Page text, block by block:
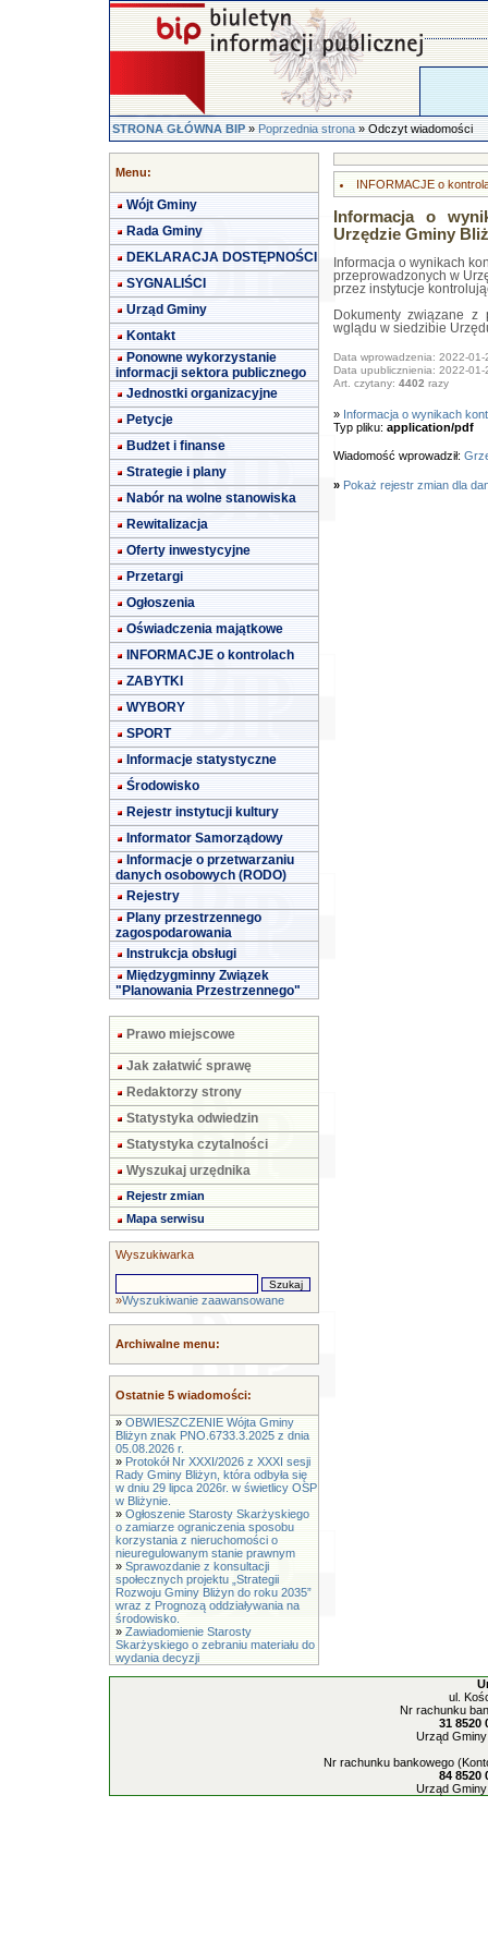
STRONA GŁÓWNA BIP»Poprzednia strona» Odczyt wiadomości
Menu:
Wójt Gminy
Rada Gminy
DEKLARACJA DOSTĘPNOŚCI
SYGNALIŚCI
Urząd Gminy
Kontakt
Ponowne wykorzystanie
informacji sektora publicznego
Jednostki organizacyjne
Petycje
Budżet i finanse
Strategie i plany
Nabór na wolne stanowiska
Rewitalizacja
Oferty inwestycyjne
Przetargi
Ogłoszenia
Oświadczenia majątkowe
INFORMACJE o kontrolach
ZABYTKI
WYBORY
SPORT
Informacje statystyczne
Środowisko
Rejestr instytucji kultury
Informator Samorządowy
Informacje o przetwarzaniu
danych osobowych (RODO)
Rejestry
Plany przestrzennego
zagospodarowania
Instrukcja obsługi
Międzygminny Związek
"Planowania Przestrzennego"
Prawo miejscowe
Jak załatwić sprawę
Redaktorzy strony
Statystyka odwiedzin
Statystyka czytalności
Wyszukaj urzędnika
Rejestr zmian
Mapa serwisu
Wyszukiwarka
»Wyszukiwanie zaawansowane
Archiwalne menu:
Ostatnie 5 wiadomości:
» OBWIESZCZENIE Wójta Gminy
Bliżyn znak PNO.6733.3.2025 z dnia
05.08.2026 r.
» Protokół Nr XXXI/2026 z XXXI sesji
Rady Gminy Bliżyn, która odbyła się
w dniu 29 lipca 2026r. w świetlicy OSP
w Bliżynie.
» Ogłoszenie Starosty Skarżyskiego
o zamiarze ograniczenia sposobu
korzystania z nieruchomości o
nieuregulowanym stanie prawnym
» Sprawozdanie z konsultacji
społecznych projektu „Strategii
Rozwoju Gminy Bliżyn do roku 2035”
wraz z Prognozą oddziaływania na
środowisko.
» Zawiadomienie Starosty
Skarżyskiego o zebraniu materiału do
wydania decyzji
INFORMACJE o
Informacja o
Urzędzie Gminy
Informacja o wynikach
przeprowadzonych w
przez instytucje
Dokumenty związane z
wglądu w siedzibie
Data wprowadzenia: 2022-01-
Data upublicznienia: 2022-01-
Art. czytany: 4402 razy
» Informacja o wynikach
Typ pliku: application/pdf
Wiadomość wprowadził:
» Pokaż rejestr zmian dla
ul.
Nr rachunku
31 8520
Urząd
Nr rachunku bankowego
84 8520
Urząd